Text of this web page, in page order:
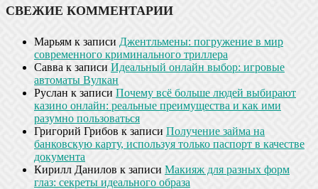
СВЕЖИЕ КОММЕНТАРИИ
Марьям к записи Джентльмены: погружение в мир
современного криминального триллера
Савва к записи Идеальный онлайн выбор: игровые
автоматы Вулкан
Руслан к записи Почему всё больше людей выбирают
казино онлайн: реальные преимущества и как ими
разумно пользоваться
Григорий Грибов к записи Получение займа на
банковскую карту, используя только паспорт в качестве
документа
Кирилл Данилов к записи Макияж для разных форм
глаз: секреты идеального образа